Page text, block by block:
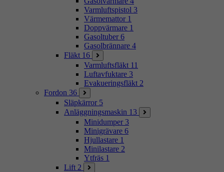
Varmluftspistol 3
Värmemattor 1
Doppvärmare 1
Gasoltuber 6
Gasolbrännare 4
Fläkt 16
Varmluftsfläkt 11
Luftavfuktare 3
Evakueringsfläkt 2
Fordon 36
Släpkärror 5
Anläggningsmaskin 13
Minidumper 3
Minigrävare 6
Hjullastare 1
Minilastare 2
Ytfräs 1
Lift 2